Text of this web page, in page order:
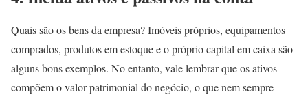
Quais são os bens da empresa? Imóveis próprios, equipamentos
comprados, produtos em estoque e o próprio capital em caixa são
alguns bons exemplos. No entanto, vale lembrar que os ativos
compõem o valor patrimonial do negócio, o que nem sempre